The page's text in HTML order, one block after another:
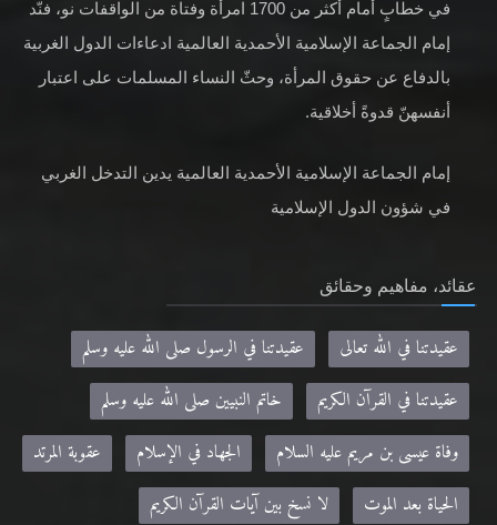
في خطابٍ أمام أكثر من 1700 امرأة وفتاة من الواقفات نو، فنّد
إمام الجماعة الإسلامية الأحمدية العالمية ادعاءات الدول الغربية
بالدفاع عن حقوق المرأة، وحثّ النساء المسلمات على اعتبار
أنفسهنّ قدوةً أخلاقية.
إمام الجماعة الإسلامية الأحمدية العالمية يدين التدخل الغربي
في شؤون الدول الإسلامية
عقائد، مفاهيم وحقائق
عقيدتنا في الله تعالى
عقيدتنا في الرسول صلى الله عليه وسلم
عقيدتنا في القرآن الكريم
خاتم النبيين صلى الله عليه وسلم
وفاة عيسى بن مريم عليه السلام
الجهاد في الإسلام
عقوبة المرتد
الحياة بعد الموت
لا نسخ بين آيات القرآن الكريم